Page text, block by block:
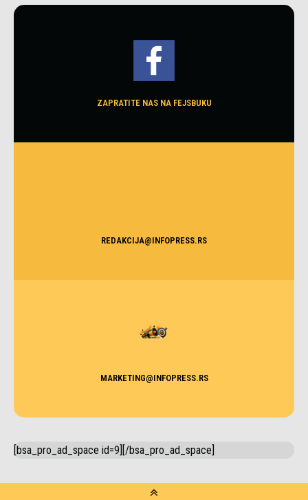
ZAPRATITE NAS NA FEJSBUKU
REDAKCIJA@INFOPRESS.RS
MARKETING@INFOPRESS.RS
[bsa_pro_ad_space id=9][/bsa_pro_ad_space]